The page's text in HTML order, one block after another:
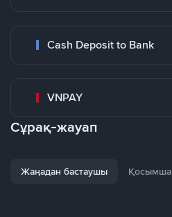
Cash Deposit to Bank
VNPAY
Сұрақ-жауап
Жаңадан бастаушы Қосымша